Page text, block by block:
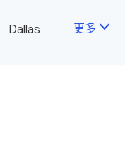
Dallas
更多